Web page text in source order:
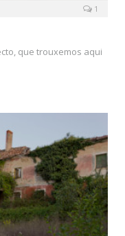
1
que trouxemos aqui